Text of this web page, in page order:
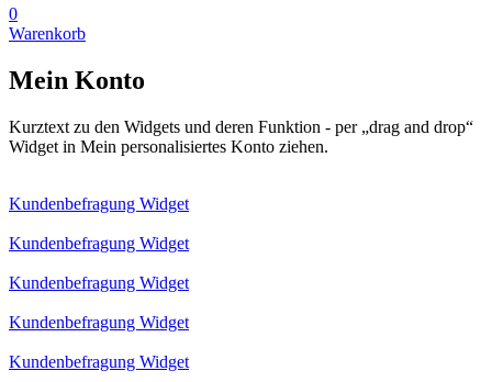
0
Warenkorb
Mein Konto
Kurztext zu den Widgets und deren Funktion - per „drag and drop“
Widget in Mein personalisiertes Konto ziehen.
Kundenbefragung Widget
Kundenbefragung Widget
Kundenbefragung Widget
Kundenbefragung Widget
Kundenbefragung Widget